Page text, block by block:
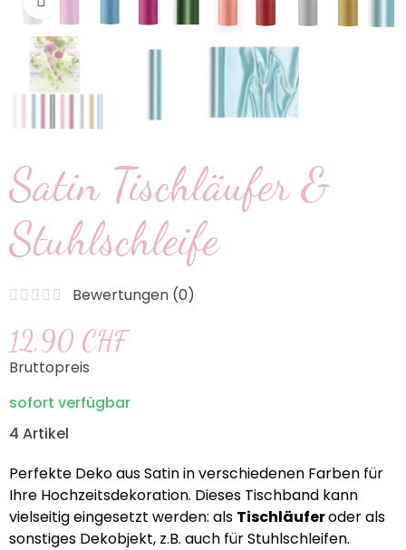
Satin Tischläufer &
Stuhlschleife
Bewertungen (0)
12,90 CHF
Bruttopreis
sofort verfügbar
4 Artikel
Perfekte Deko aus Satin in verschiedenen Farben für
Ihre Hochzeitsdekoration. Dieses Tischband kann
vielseitig eingesetzt werden: als Tischläuferoder als
sonstiges Dekobjekt, z.B. auch für Stuhlschleifen.